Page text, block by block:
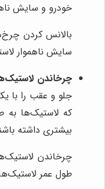
خودرو و سایش
بالانس کردن
سایش ناهموار
چرخاندن
جلو و عقب را با
که لاستیک‌ها به
بیشتری داشته
چرخاندن
طول عمر